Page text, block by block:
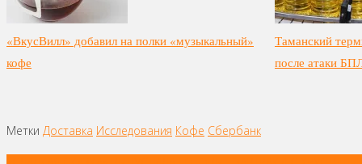
«ВкусВилл» добавил на полки «музыкальный»
кофе
Таманский
после атаки
Метки Доставка Исследования Кофе Сбербанк